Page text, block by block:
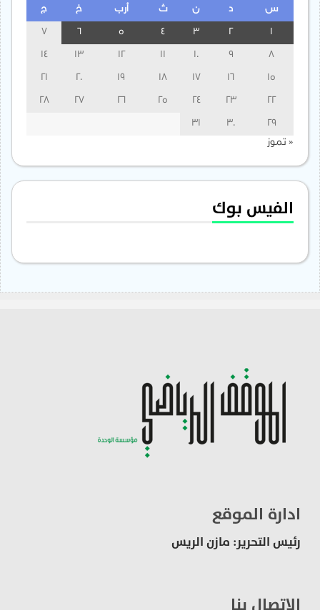
س ن ث أرب خ ج
3
13
14
15
16
17
18
19
20
21
22
23
24
25
26
27
28
29
30
31
« تموز
الفيس بوك
ادارة الموقع
رئيس التحرير: مازن الريس